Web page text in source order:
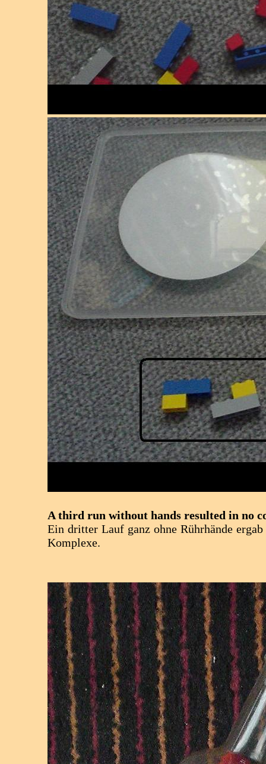
A third run without hands resulted in no
Ein dritter Lauf ganz ohne Rührhände
Komplexe.